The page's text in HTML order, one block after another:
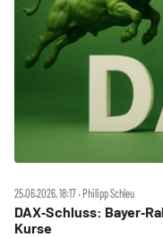
25.06.2026, 18:17 ‧ Philipp Schleu
DAX‑Schluss:
Kurse